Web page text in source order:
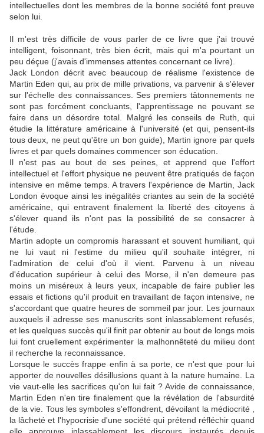
intellectuelles dont les membres de la bonne société font preuve
selon lui.
Il m'est très difficile de vous parler de ce livre que j'ai trouvé
intelligent, foisonnant, très bien écrit, mais qui m'a pourtant un
peu déçue (j'avais d'immenses attentes concernant ce livre).
Jack London décrit avec beaucoup de réalisme l'existence de
Martin Eden qui, au prix de mille privations, va parvenir à s'élever
sur l'échelle des connaissances. Ses premiers tâtonnements ne
sont pas forcément concluants, l'apprentissage ne pouvant se
faire dans un désordre total. Malgré les conseils de Ruth, qui
étudie la littérature américaine à l'université (et qui, pensent-ils
tous deux, ne peut qu'être un bon guide), Martin ignore par quels
livres et par quels domaines commencer son éducation.
Il n'est pas au bout de ses peines, et apprend que l'effort
intellectuel et l'effort physique ne peuvent être pratiqués de façon
intensive en même temps. A travers l'expérience de Martin, Jack
London évoque ainsi les inégalités criantes au sein de la société
américaine, qui entravent finalement la liberté des citoyens à
s'élever quand ils n'ont pas la possibilité de se consacrer à
l'étude.
Martin adopte un compromis harassant et souvent humiliant, qui
ne lui vaut ni l'estime du milieu qu'il souhaite intégrer, ni
l'admiration de celui d'où il vient. Parvenu à un niveau
d'éducation supérieur à celui des Morse, il n'en demeure pas
moins un miséreux à leurs yeux, incapable de faire publier les
essais et fictions qu'il produit en travaillant de façon intensive, ne
s'accordant que quatre heures de sommeil par jour. Les journaux
auxquels il adresse ses manuscrits sont inlassablement refusés,
et les quelques succès qu'il finit par obtenir au bout de longs mois
lui font cruellement expérimenter la malhonnêteté du milieu dont
il recherche la reconnaissance.
Lorsque le succès frappe enfin à sa porte, ce n'est que pour lui
apporter de nouvelles désillusions quant à la nature humaine. La
vie vaut-elle les sacrifices qu'on lui fait ? Avide de connaissance,
Martin Eden n'en tire finalement que la révélation de l'absurdité
de la vie. Tous les symboles s'effondrent, dévoilant la médiocrité ,
la lâcheté et l'hypocrisie d'une société qui prétend réfléchir quand